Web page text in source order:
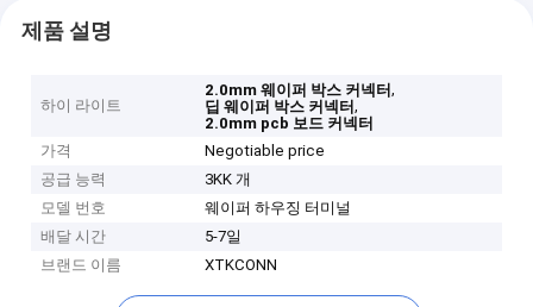
제품 설명
하이 라이트
2.0mm 웨이퍼 박스 커넥터,
딥 웨이퍼 박스 커넥터,
2.0mm pcb 보드 커넥터
가격
Negotiable price
공급 능력
3KK 개
모델 번호
웨이퍼 하우징 터미널
배달 시간
5-7일
브랜드 이름
XTKCONN